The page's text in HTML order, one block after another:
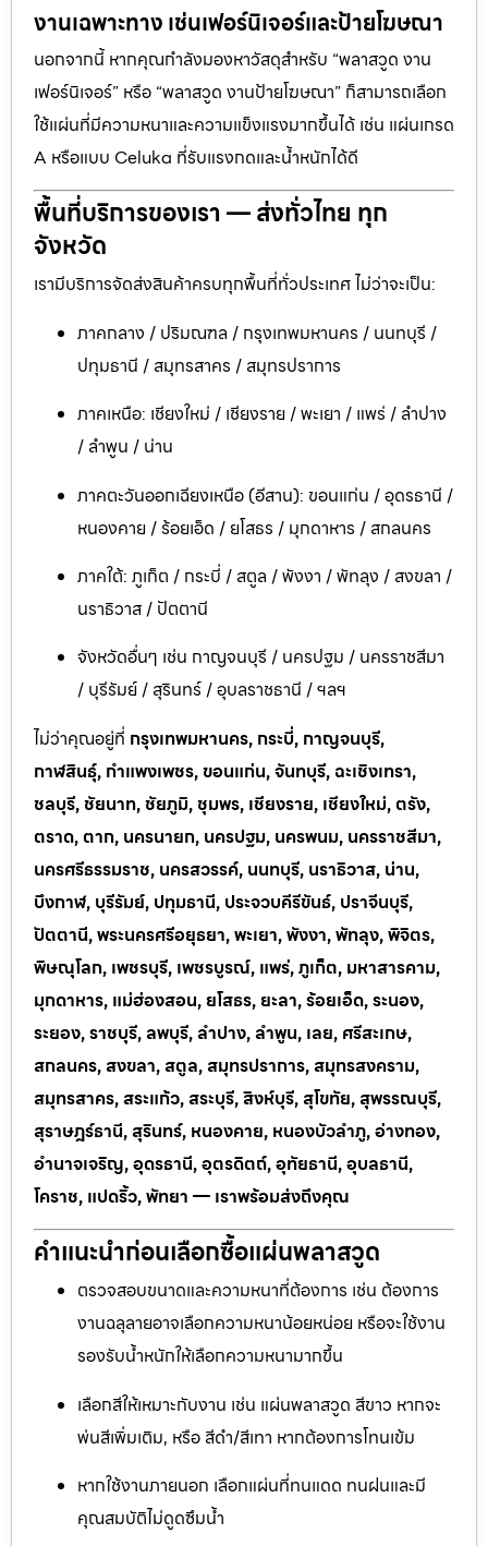
งานเฉพาะทาง เช่นเฟอร์นิเจอร์และป้ายโฆษณา
นอกจากนี้ หากคุณกำลังมองหาวัสดุสำหรับ “พลาสวูด งาน
เฟอร์นิเจอร์” หรือ “พลาสวูด งานป้ายโฆษณา” ก็สามารถเลือก
ใช้แผ่นที่มีความหนาและความแข็งแรงมากขึ้นได้ เช่น แผ่นเกรด
A หรือแบบ Celuka ที่รับแรงกดและน้ำหนักได้ดี
พื้นที่บริการของเรา — ส่งทั่วไทย ทุก
จังหวัด
เรามีบริการจัดส่งสินค้าครบทุกพื้นที่ทั่วประเทศ ไม่ว่าจะเป็น:
ภาคกลาง / ปริมณฑล / กรุงเทพมหานคร / นนทบุรี /
ปทุมธานี / สมุทรสาคร / สมุทรปราการ
ภาคเหนือ: เชียงใหม่ / เชียงราย / พะเยา / แพร่ / ลำปาง
/ ลำพูน / น่าน
ภาคตะวันออกเฉียงเหนือ (อีสาน): ขอนแก่น / อุดรธานี /
หนองคาย / ร้อยเอ็ด / ยโสธร / มุกดาหาร / สกลนคร
ภาคใต้: ภูเก็ต / กระบี่ / สตูล / พังงา / พัทลุง / สงขลา /
นราธิวาส / ปัตตานี
จังหวัดอื่นๆ เช่น กาญจนบุรี / นครปฐม / นครราชสีมา
/ บุรีรัมย์ / สุรินทร์ / อุบลราชธานี / ฯลฯ
ไม่ว่าคุณอยู่ที่ กรุงเทพมหานคร, กระบี่, กาญจนบุรี,
กาฬสินธุ์, กำแพงเพชร, ขอนแก่น, จันทบุรี, ฉะเชิงเทรา,
ชลบุรี, ชัยนาท, ชัยภูมิ, ชุมพร, เชียงราย, เชียงใหม่, ตรัง,
ตราด, ตาก, นครนายก, นครปฐม, นครพนม, นครราชสีมา,
นครศรีธรรมราช, นครสวรรค์, นนทบุรี, นราธิวาส, น่าน,
บึงกาฬ, บุรีรัมย์, ปทุมธานี, ประจวบคีรีขันธ์, ปราจีนบุรี,
ปัตตานี, พระนครศรีอยุธยา, พะเยา, พังงา, พัทลุง, พิจิตร,
พิษณุโลก, เพชรบุรี, เพชรบูรณ์, แพร่, ภูเก็ต, มหาสารคาม,
มุกดาหาร, แม่ฮ่องสอน, ยโสธร, ยะลา, ร้อยเอ็ด, ระนอง,
ระยอง, ราชบุรี, ลพบุรี, ลำปาง, ลำพูน, เลย, ศรีสะเกษ,
สกลนคร, สงขลา, สตูล, สมุทรปราการ, สมุทรสงคราม,
สมุทรสาคร, สระแก้ว, สระบุรี, สิงห์บุรี, สุโขทัย, สุพรรณบุรี,
สุราษฎร์ธานี, สุรินทร์, หนองคาย, หนองบัวลำภู, อ่างทอง,
อำนาจเจริญ, อุดรธานี, อุตรดิตถ์, อุทัยธานี, อุบลธานี,
โคราช, แปดริ้ว, พัทยา — เราพร้อมส่งถึงคุณ
คำแนะนำก่อนเลือกซื้อแผ่นพลาสวูด
ตรวจสอบขนาดและความหนาที่ต้องการ เช่น ต้องการ
งานฉลุลายอาจเลือกความหนาน้อยหน่อย หรือจะใช้งาน
รองรับน้ำหนักให้เลือกความหนามากขึ้น
เลือกสีให้เหมาะกับงาน เช่น แผ่นพลาสวูด สีขาว หากจะ
พ่นสีเพิ่มเติม, หรือ สีดำ/สีเทา หากต้องการโทนเข้ม
หากใช้งานภายนอก เลือกแผ่นที่ทนแดด ทนฝนและมี
คุณสมบัติไม่ดูดซึมน้ำ